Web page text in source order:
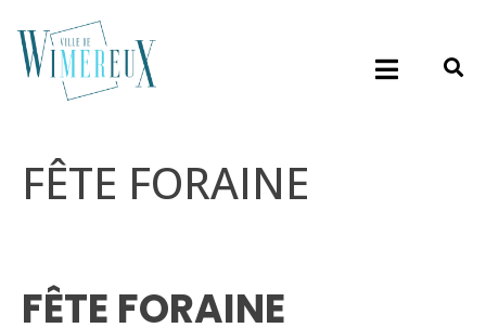
FÊTE FORAINE
FÊTE FORAINE